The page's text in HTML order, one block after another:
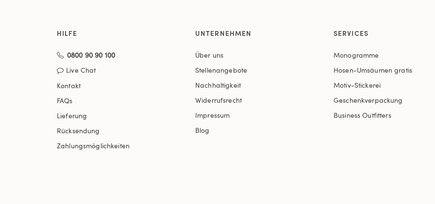
HILFE
0800 90 90 100
Live Chat
Kontakt
FAQs
Lieferung
Rücksendung
Zahlungsmöglichkeiten
UNTERNEHMEN
Über uns
Stellenangebote
Nachhaltigkeit
Widerrufsrecht
Impressum
Blog
SERVICES
Monogramme
Hosen-Umsäumen gratis
Motiv-Stickerei
Geschenkverpackung
Business Outfitters